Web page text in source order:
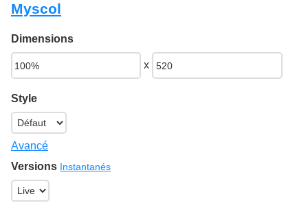
Myscol
Dimensions
x
Style
Avancé
Versions Instantanés